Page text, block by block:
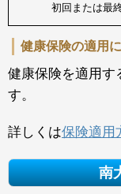
初回または最
健康保険の適用
健康保険を適用す
す。
詳しくは保険適用
南